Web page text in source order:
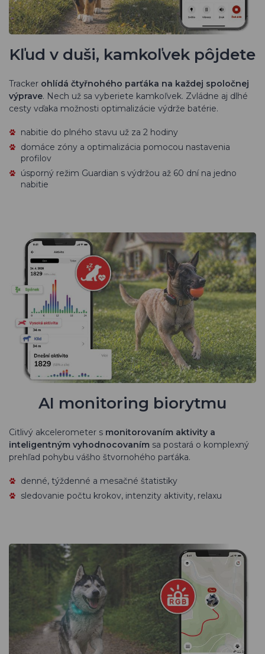
Kľud v duši, kamkoľvek pôjdete
Tracker ohlídá čtyřnohého parťáka na každej spoločnej
výprave. Nech už sa vyberiete kamkoľvek. Zvládne aj dlhé
cesty vďaka možnosti optimalizácie výdrže batérie.
nabitie do plného stavu už za 2 hodiny
domáce zóny a optimalizácia pomocou nastavenia
profilov
úsporný režim Guardian s výdržou až 60 dní na jedno
nabitie
AI monitoring biorytmu
Citlivý akcelerometer s monitorovaním aktivity a
inteligentným vyhodnocovaním sa postará o komplexný
prehľad pohybu vášho štvornohého parťáka.
denné, týždenné a mesačné štatistiky
sledovanie počtu krokov, intenzity aktivity, relaxu